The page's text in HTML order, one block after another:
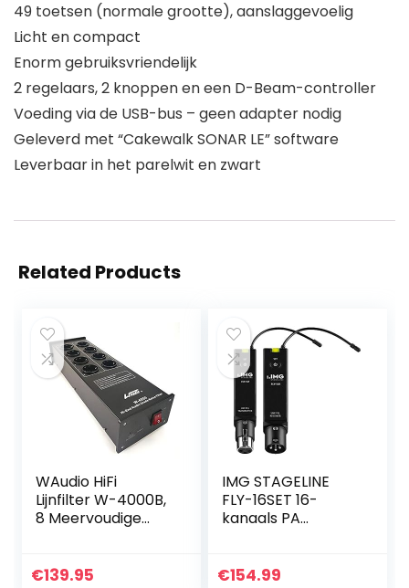
49 toetsen (normale grootte), aanslaggevoelig
Licht en compact
Enorm gebruiksvriendelijk
2 regelaars, 2 knoppen en een D-Beam-controller
Voeding via de USB-bus – geen adapter nodig
Geleverd met “Cakewalk SONAR LE” software
Leverbaar in het parelwit en zwart
Related Products
WAudio HiFi
Lijnfilter W-4000B,
8 Meervoudige
Overspanningsbev
€139.95
IMG STAGELINE
FLY-16SET 16-
kanaals PA
analoge draadloze
€154.99